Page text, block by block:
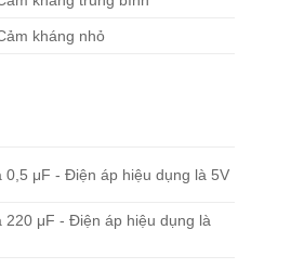
kháng nhỏ
0,5 μF - Điện áp hiệu dụng là 5V
220 μF - Điện áp hiệu dụng là